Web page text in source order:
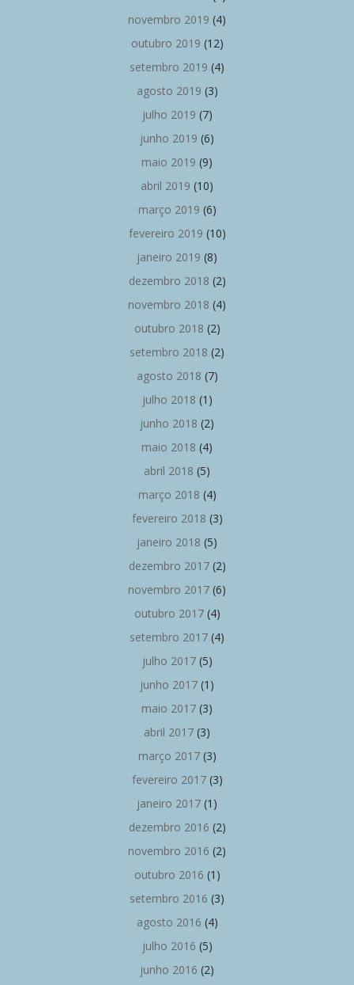
novembro 2019 (4)
outubro 2019 (12)
setembro 2019 (4)
agosto 2019 (3)
julho 2019 (7)
junho 2019 (6)
maio 2019 (9)
abril 2019 (10)
março 2019 (6)
fevereiro 2019 (10)
janeiro 2019 (8)
dezembro 2018 (2)
novembro 2018 (4)
outubro 2018 (2)
setembro 2018 (2)
agosto 2018 (7)
julho 2018 (1)
junho 2018 (2)
maio 2018 (4)
abril 2018 (5)
março 2018 (4)
fevereiro 2018 (3)
janeiro 2018 (5)
dezembro 2017(2)
novembro 2017 (6)
outubro 2017(4)
setembro 2017 (4)
julho 2017(5)
junho 2017 (1)
maio 2017 (3)
abril 2017 (3)
março 2017(3)
fevereiro 2017(3)
janeiro 2017 (1)
dezembro 2016 (2)
novembro 2016 (2)
outubro 2016 (1)
setembro 2016 (3)
agosto 2016 (4)
julho 2016 (5)
junho 2016 (2)